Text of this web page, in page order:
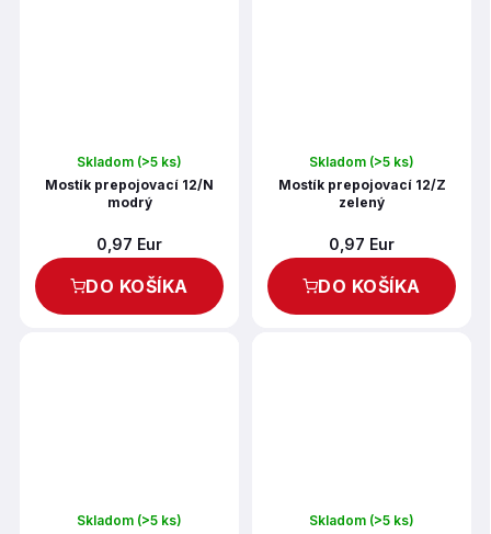
Skladom (>5 ks)
Mostík prepojovací 12/N
modrý
0,97 Eur
DO KOŠÍKA
Skladom (>5 ks)
Mostík prepojovací 12/Z
zelený
0,97 Eur
DO KOŠÍKA
Skladom (>5 ks) Skladom (>5 ks)